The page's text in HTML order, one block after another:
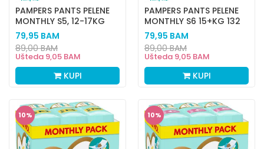
PAMPERS PANTS PELENE
MONTHLY S5, 12-17KG
152 KOM
79,95 BAM
Ušteda 9,05 BAM
89,00BAM
KUPI
PAMPERS PANTS PELENE
MONTHLY S6 15+KG 132
KOM
79,95 BAM
Ušteda 9,05 BAM
89,00BAM
KUPI
10% 10%